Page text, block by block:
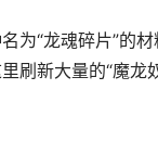
为“龙魂碎片”的
刷新大量的“魔龙